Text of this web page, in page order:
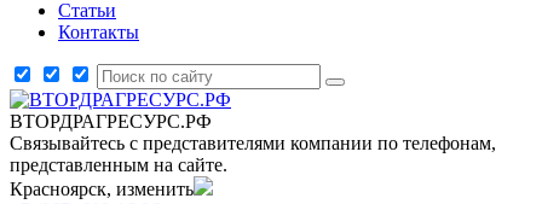
Статьи
Контакты
ВТОРДРАГРЕСУРС.РФ
Связывайтесь с представителями компании по телефонам,
представленным на сайте.
Красноярск, изменить